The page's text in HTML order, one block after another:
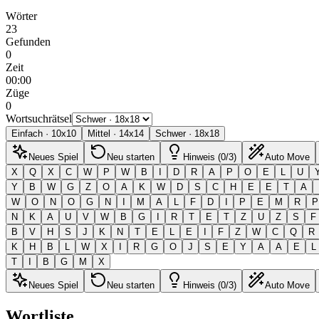
Wörter
23
Gefunden
0
Zeit
00:00
Züge
0
Wortsuchrätsel
Einfach · 10x10 Mittel · 14x14 Schwer· 18x18
Neues Spiel Neu starten Hinweis (0/3)
Auto Move
X
Q X C W P W B I D R A P O E L U
Y
B W G Z O A K W D S C H E E T A
W
O N O G N I M A L F D I P E M R
P
N
K A U V W B G I R T E T Z U Z S
F
B
V H S J K N T E L E I F Z W C Q
R
K
H B L W X I R G O J S E Y A A E
L
T
I B G M X
Neues Spiel Neu starten Hinweis (0/3) Auto Move